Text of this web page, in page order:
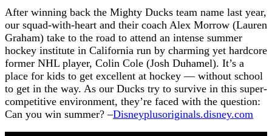
After winning back the Mighty Ducks team name last year,
our squad-with-heart and their coach Alex Morrow (Lauren
Graham) take to the road to attend an intense summer
hockey institute in California run by charming yet hardcore
former NHL player, Colin Cole (Josh Duhamel). It’s a
place for kids to get excellent at hockey — without school
to get in the way. As our Ducks try to survive in this super-
competitive environment, they’re faced with the question:
Can you win summer? –Disneyplusoriginals.disney.com